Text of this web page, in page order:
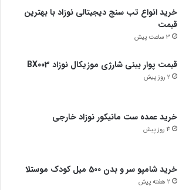
خرید انواع تب سنج دیجیتالی نوزاد با بهترین
قیمت
3 ساعت پیش
قیمت پوار بینی شارژی موزیکال نوزاد BX003
2 روز پیش
خرید عمده ست مانیکور نوزاد خارجی
4 روز پیش
خرید شامپو سر و بدن 500 میل کودک موستلا
2 هفته پیش